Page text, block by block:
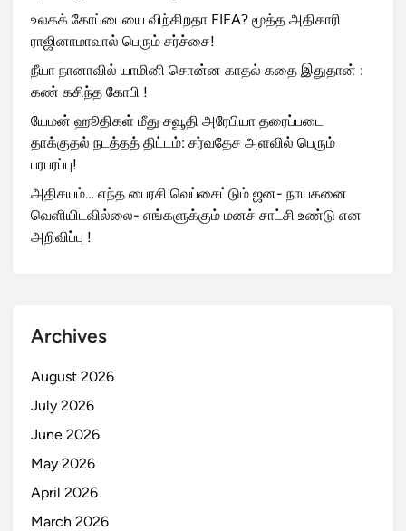
உலகக் கோப்பையை விற்கிறதா FIFA? மூத்த அதிகாரி
ராஜினாமாவால் பெரும் சர்ச்சை!
நீயா நானாவில் யாமினி சொன்ன காதல் கதை இதுதான் :
கண் கசிந்த கோபி !
யேமன் ஹூதிகள் மீது சவூதி அரேபியா தரைப்படை
தாக்குதல் நடத்தத் திட்டம்: சர்வதேச அளவில் பெரும்
பரபரப்பு!
அதிசயம்… எந்த பைரசி வெப்சைட்டும் ஜன- நாயகனை
வெளியிடவில்லை- எங்களுக்கும் மனச் சாட்சி உண்டு என
அறிவிப்பு !
Archives
August 2026
July 2026
June 2026
May 2026
April 2026
March 2026